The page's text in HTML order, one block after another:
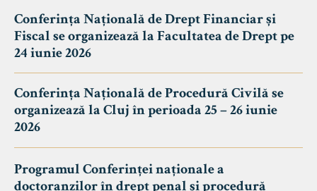
Conferința Națională de Drept Financiar și
Fiscal se organizează la Facultatea de Drept pe
24 iunie 2026
Conferința Națională de Procedură Civilă se
organizează la Cluj în perioada 25 – 26 iunie
2026
Programul Conferinței naționale a
doctoranzilor în drept penal și procedură